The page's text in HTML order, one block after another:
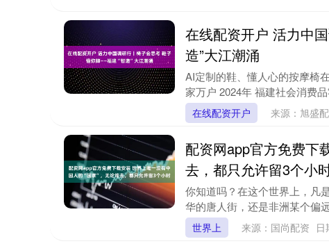
在线配资开户 活力中
造”大江潮涌
AI定制的鞋、懂人心的按摩椅
家万户 2024年 福建社会消费
在线配资开户 来源：旭盛
配资网app官方免费下
去，都只允许留3个小
你知道吗？在这个世界上，凡
华的唐人街，还是非洲某个偏
世界上 来源：国尚配资